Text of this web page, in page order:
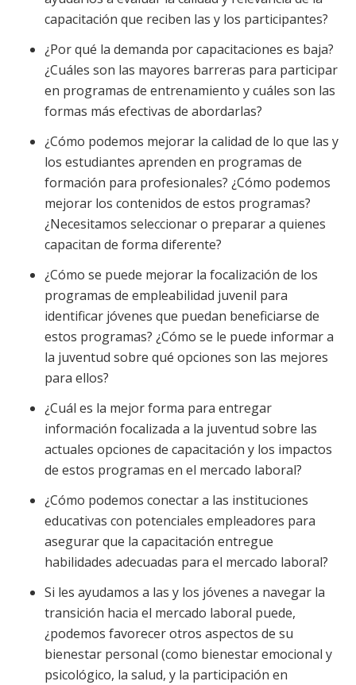
capacitación que reciben las y los participantes?
¿Por qué la demanda por capacitaciones es baja?
¿Cuáles son las mayores barreras para participar
en programas de entrenamiento y cuáles son las
formas más efectivas de abordarlas?
¿Cómo podemos mejorar la calidad de lo que las y
los estudiantes aprenden en programas de
formación para profesionales? ¿Cómo podemos
mejorar los contenidos de estos programas?
¿Necesitamos seleccionar o preparar a quienes
capacitan de forma diferente?
¿Cómo se puede mejorar la focalización de los
programas de empleabilidad juvenil para
identificar jóvenes que puedan beneficiarse de
estos programas? ¿Cómo se le puede informar a
la juventud sobre qué opciones son las mejores
para ellos?
¿Cuál es la mejor forma para entregar
información focalizada a la juventud sobre las
actuales opciones de capacitación y los impactos
de estos programas en el mercado laboral?
¿Cómo podemos conectar a las instituciones
educativas con potenciales empleadores para
asegurar que la capacitación entregue
habilidades adecuadas para el mercado laboral?
Si les ayudamos a las y los jóvenes a navegar la
transición hacia el mercado laboral puede,
¿podemos favorecer otros aspectos de su
bienestar personal (como bienestar emocional y
psicológico, la salud, y la participación en